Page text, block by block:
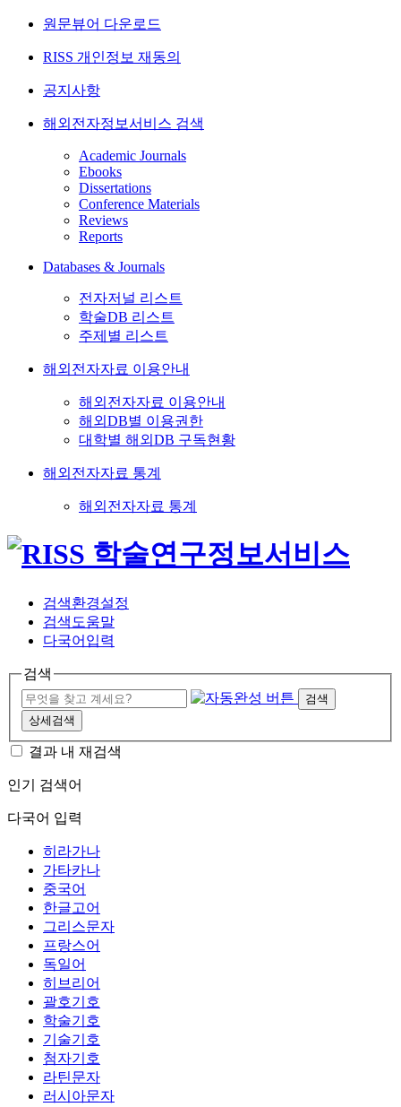
원문뷰어 다운로드
RISS 개인정보 재동의
공지사항
해외전자정보서비스 검색
Academic Journals
Ebooks
Dissertations
Conference Materials
Reviews
Reports
Databases & Journals
전자저널 리스트
학술DB 리스트
주제별 리스트
해외전자자료 이용안내
해외전자자료 이용안내
해외DB별 이용권한
대학별 해외DB 구독현황
해외전자자료 통계
해외전자자료 통계
검색환경설정
검색도움말
다국어입력
검색
검색
상세검색
결과 내 재검색
인기 검색어
다국어 입력
히라가나
가타카나
중국어
한글고어
그리스문자
프랑스어
독일어
히브리어
괄호기호
학술기호
기술기호
첨자기호
라틴문자
러시아문자